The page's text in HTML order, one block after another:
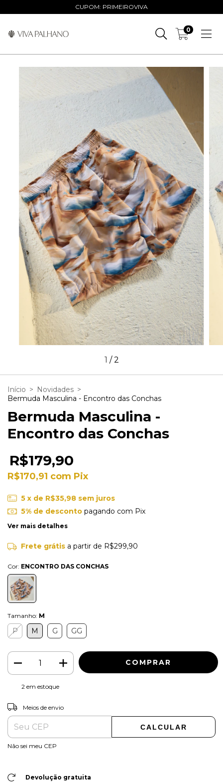
CUPOM: PRIMEIROVIVA
0
1 /2
Início > Novidades >
Bermuda Masculina - Encontro das Conchas
Bermuda Masculina -
Encontro das Conchas
R$179,90
R$170,91 com Pix
5 x de R$35,98 sem juros
5% de descontopagando com Pix
Ver mais detalhes
Frete grátis a partir de R$299,90
Cor: ENCONTRO DAS CONCHAS
Tamanho: M
P M G GG
2 em estoque
Entregas para o CEP:
Meios de envio
CALCULAR
Não sei meu CEP
Devolução gratuita